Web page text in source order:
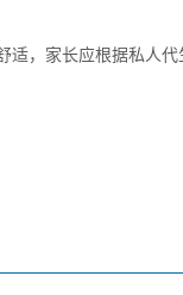
适，家长应根据私人